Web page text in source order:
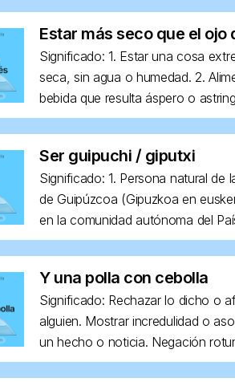
Estar más seco que el ojo
Significado: 1. Estar una cosa
seca, sin agua o humedad. 2.
bebida que resulta áspero o
Ser guipuchi / giputxi
Significado: 1. Persona natural de
de Guipúzcoa (Gipuzkoa en
en la comunidad autónoma del
Y una polla con cebolla
Significado: Rechazar lo dicho o
alguien. Mostrar incredulidad o
un hecho o noticia. Negación